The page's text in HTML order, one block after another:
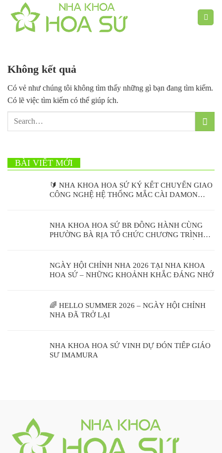
Chuyển
BÀI VIẾT MỚI
🔰 NHA KHOA HOA SỨ KÝ KẾT CHUYỂN GIAO
CÔNG NGHỆ HỆ THỐNG MẮC CÀI DAMON
NHA KHOA HOA SỨ BR ĐỒNG HÀNH CÙNG
PHƯỜNG BÀ RỊA TỔ CHỨC CHƯƠNG TRÌNH
NGÀY HỘI CHỈNH NHA 2026 TẠI NHA KHOA
HOA SỨ – NHỮNG KHOẢNH KHẮC ĐÁNG NHỚ
🌈 HELLO SUMMER 2026 – NGÀY HỘI CHỈNH
NHA ĐÃ TRỞ LẠI
NHA KHOA HOA SỨ VINH DỰ ĐÓN TIẾP GIÁO
SƯ IMAMURA
Không kết quả
Có vẻ như chúng tôi không tìm thấy những gì bạn đang tìm kiếm.
Có lẽ việc tìm kiếm có thể giúp ích.